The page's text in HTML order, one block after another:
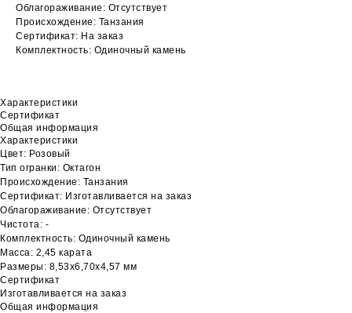
Облагораживание: Отсутствует
Происхождение: Танзания
Сертификат: На заказ
Комплектность: Одиночный камень
Характеристики
Сертификат
Общая информация
Характеристики
Цвет: Розовый
Тип огранки: Октагон
Происхождение: Танзания
Сертификат: Изготавливается на заказ
Облагораживание: Отсутствует
Чистота: -
Комплектность: Одиночный камень
Масса: 2,45 карата
Размеры: 8,53х6,70х4,57 мм
Сертификат
Изготавливается на заказ
Общая информация